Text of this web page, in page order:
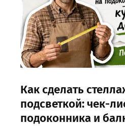
Как сделать
подсветкой: чек-
подоконника и